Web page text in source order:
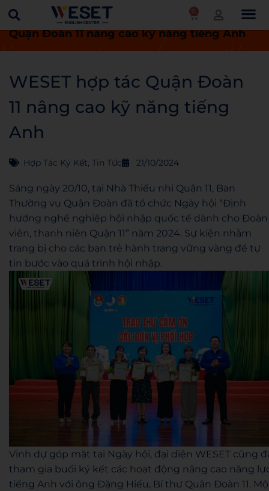
0
Trang chủ Tin tức
WESET hợp tác
Quận Đoàn 11 nâng cao kỹ năng tiếng Anh
WESET hợp tác Quận Đoàn
11 nâng cao kỹ năng tiếng
Anh
Hợp Tác Ký Kết, Tin Tức 21/10/2024
Sáng ngày 20/10, tại Nhà Thiếu nhi Quận 11, Ban
Thường vụ Quận Đoàn đã tổ chức Ngày hội “Định
hướng nghề nghiệp hội nhập quốc tế dành cho Đoàn
viên, thanh niên Quận 11” năm 2024. Sự kiện nhằm
trang bị cho các bạn trẻ hành trang vững vàng để tự
tin bước vào quá trình hội nhập.
Vinh dự góp mặt tại Ngày hội, đại diện WESET cũng
tham gia buổi ký kết các hoạt động nâng cao năng
tiếng Anh với ông Đặng Hiếu, Bí thư Quận Đoàn 11.